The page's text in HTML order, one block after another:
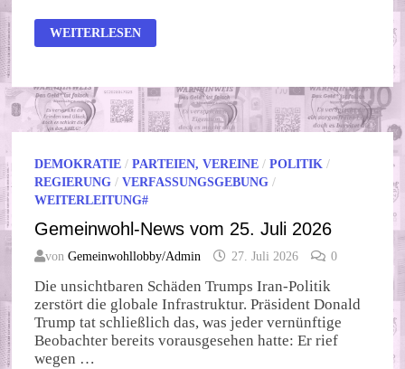
LIEFERWAGENTERRORISMUS
WEITERLESEN
DEMOKRATIE /PARTEIEN, VEREINE /POLITIK /
REGIERUNG /VERFASSUNGSGEBUNG /
WEITERLEITUNG#
Gemeinwohl-News vom 25. Juli 2026
vonGemeinwohllobby/Admin 27. Juli 2026 0
Die unsichtbaren Schäden Trumps Iran-Politik
zerstört die globale Infrastruktur. Präsident Donald
Trump tat schließlich das, was jeder vernünftige
Beobachter bereits vorausgesehen hatte: Er rief
wegen …